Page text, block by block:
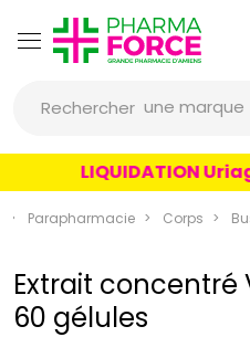
Rechercher
un produit
une marque
LIQUIDATION
Parapharmacie Corps
Extrait concentré
60 gélules